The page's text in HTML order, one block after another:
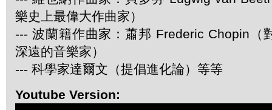
樂史上最偉大作曲家）
--- 波蘭籍作曲家：蕭邦 Frederic Chopin（
深遠的音樂家）
--- 科學家達爾文（提倡進化論）等等
Youtube Version: